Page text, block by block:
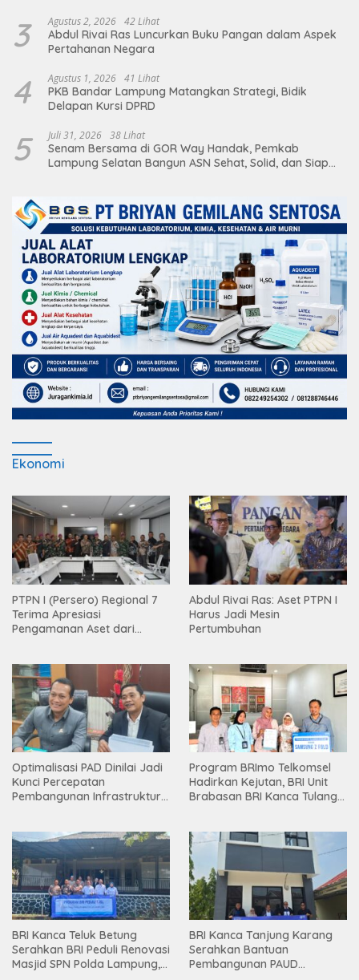
3 Agustus 2, 2026 42 Lihat
Abdul Rivai Ras Luncurkan Buku Pangan dalam Aspek
Pertahanan Negara
4 Agustus 1, 2026 41 Lihat
PKB Bandar Lampung Matangkan Strategi, Bidik
Delapan Kursi DPRD
5 Juli 31, 2026 38 Lihat
Senam Bersama di GOR Way Handak, Pemkab
Lampung Selatan Bangun ASN Sehat, Solid, dan Siap
Ekonomi
PTPN I (Persero) Regional 7
Terima Apresiasi
Pengamanan Aset dari
Abdul Rivai Ras: Aset PTPN I
Harus Jadi Mesin
Pertumbuhan
Optimalisasi PAD Dinilai Jadi
Kunci Percepatan
Pembangunan Infrastruktur
Program BRImo Telkomsel
Hadirkan Kejutan, BRI Unit
Brabasan BRI Kanca Tulang
Mesuji
BRI Kanca Teluk Betung
Serahkan BRI Peduli Renovasi
Masjid SPN Polda Lampung,
BRI Kanca Tanjung Karang
Serahkan Bantuan
Pembangunan PAUD